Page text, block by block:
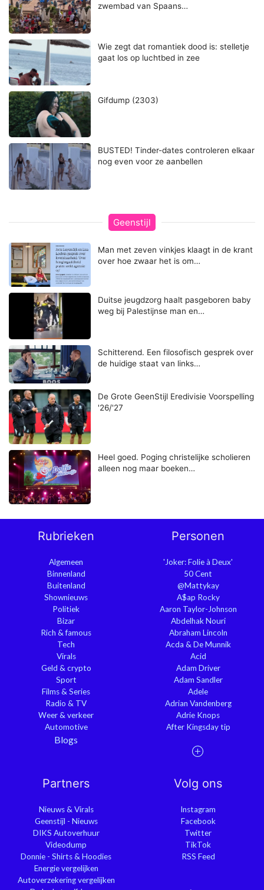
zwembad van Spaans…
Wie zegt dat romantiek dood is: stelletje
gaat los op luchtbed in zee
Gifdump (2303)
BUSTED! Tinder-dates controleren elkaar
nog even voor ze aanbellen
Geenstijl
Man met zeven vinkjes klaagt in de krant
over hoe zwaar het is om…
Duitse jeugdzorg haalt pasgeboren baby
weg bij Palestijnse man en…
Schitterend. Een filosofisch gesprek over
de huidige staat van links…
De Grote GeenStijl Eredivisie Voorspelling
'26/'27
Heel goed. Poging christelijke scholieren
alleen nog maar boeken…
Rubrieken
Algemeen
Binnenland
Buitenland
Shownieuws
Politiek
Bizar
Rich & famous
Tech
Virals
Geld & crypto
Sport
Films & Series
Radio & TV
Weer & verkeer
Automotive
Blogs
Personen
'Joker: Folie à Deux'
50 Cent
@Mattykay
A$ap Rocky
Aaron Taylor-Johnson
Abdelhak Nouri
Abraham Lincoln
Acda & De Munnik
Acid
Adam Driver
Adam Sandler
Adele
Adrian Vandenberg
Adrie Knops
After Kingsday tip
Partners
Nieuws & Virals
Geenstijl - Nieuws
DIKS Autoverhuur
Videodump
Donnie - Shirts & Hoodies
Energie vergelijken
Autoverzekering vergelijken
Volg ons
Instagram
Facebook
Twitter
TikTok
RSS Feed